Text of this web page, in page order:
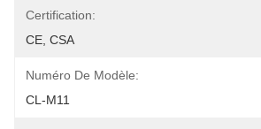
Certification:
CE, CSA
Numéro De Modèle:
CL-M11